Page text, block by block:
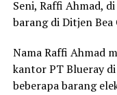
Seni, Raffi Ahmad,
barang di Ditjen Bea
Nama Raffi Ahmad
kantor PT Blueray
beberapa barang